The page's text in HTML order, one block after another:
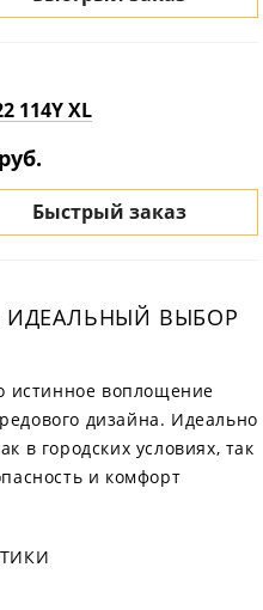
114Y XL
Быстрый заказ
ИДЕАЛЬНЫЙ ВЫБОР
истинное воплощение
дизайна. Идеально
в городских условиях, так
и комфорт